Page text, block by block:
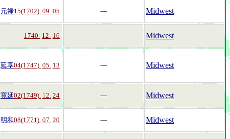
元禄15(1702). 09. 05 ― Midwest
1740- 12- 16 ― Midwest
延享04(1747). 05. 13 ― Midwest
寛延02(1749). 12. 24 ― Midwest
明和08(1771). 07. 20 ― Midwest